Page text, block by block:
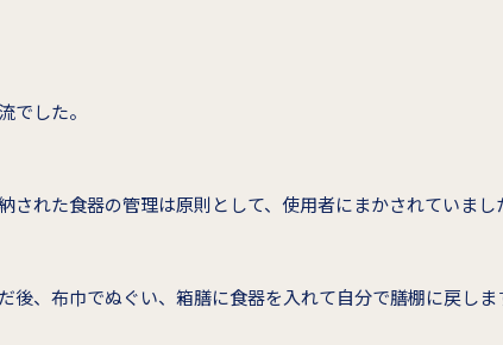
でした。
された食器の管理は原則として、使用者にまかされていまし
後、布巾でぬぐい、箱膳に食器を入れて自分で膳棚に戻しま